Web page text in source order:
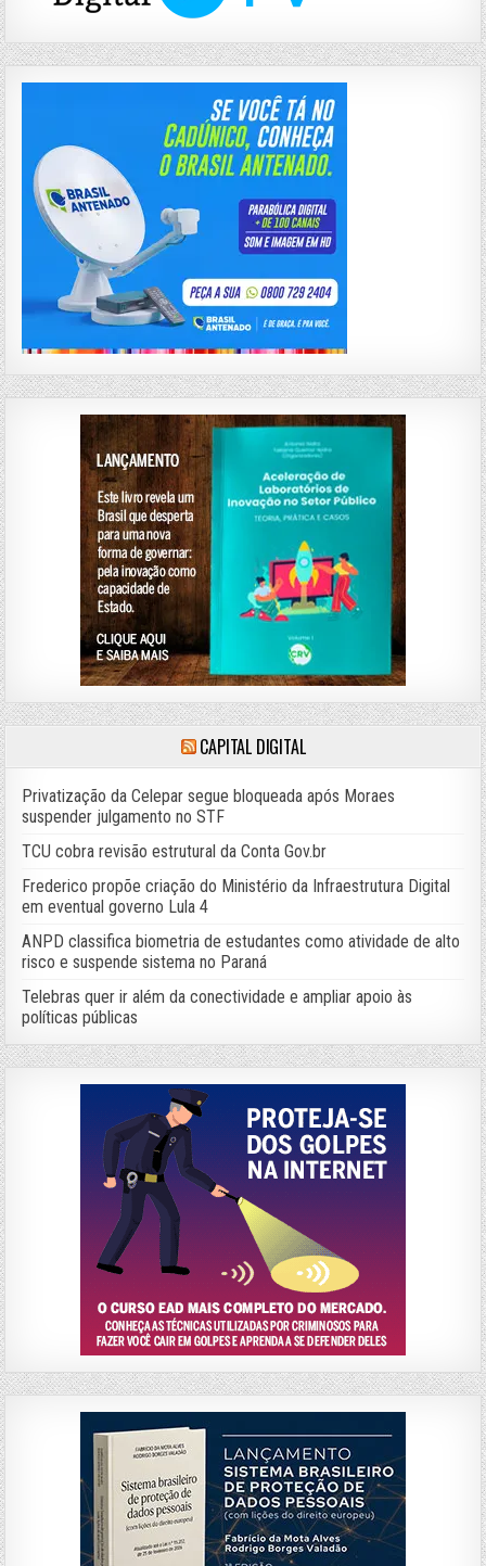
CAPITAL DIGITAL
Privatização da Celepar segue bloqueada após Moraes
suspender julgamento no STF
TCU cobra revisão estrutural da Conta Gov.br
Frederico propõe criação do Ministério da Infraestrutura Digital
em eventual governo Lula 4
ANPD classifica biometria de estudantes como atividade de alto
risco e suspende sistema no Paraná
Telebras quer ir além da conectividade e ampliar apoio às
políticas públicas